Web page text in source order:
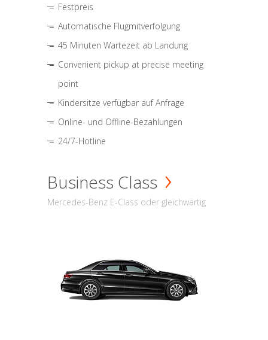
Festpreis
Automatische Flugmitverfolgung
45 Minuten Wartezeit ab Landung
Convenient pickup at precise meeting
point
Kindersitze verfügbar auf Anfrage
Online- und Offline-Bezahlungen
24/7-Hotline
Business Class
Mercedes-Benz E-Class oder gleichwärtig